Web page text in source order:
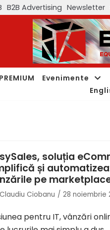
B2B Advertising Newsletter
Evenimente
soluția
și
pe
Claudiu Ciobanu 28 noiembrie
pentru IT, vânzări